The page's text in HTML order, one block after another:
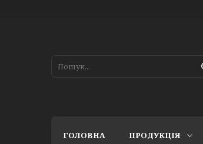
ГОЛОВНА ПРОДУКЦІЯ